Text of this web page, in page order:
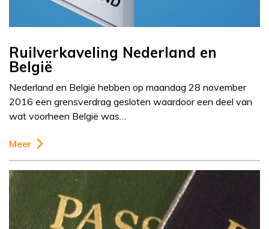
Ruilverkaveling Nederland en
België
Nederland en België hebben op maandag 28 november
2016 een grensverdrag gesloten waardoor een deel van
wat voorheen België was…
Meer